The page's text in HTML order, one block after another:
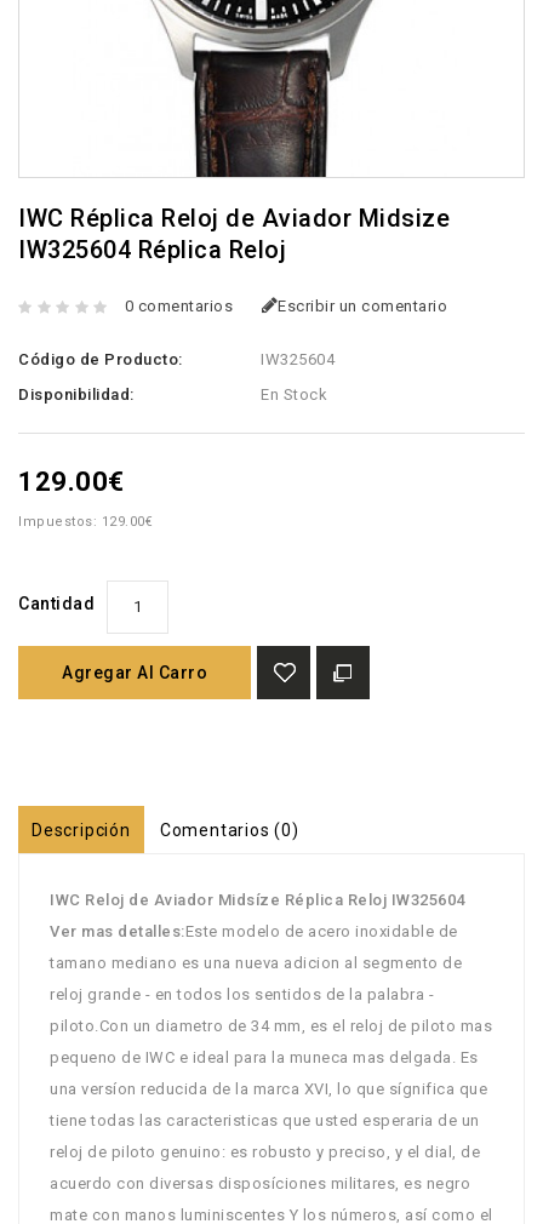
IWC Réplica Reloj de Aviador Midsize
IW325604 Réplica Reloj
0 comentarios Escribir un comentario
Código de Producto:
IW325604
Disponibilidad:
En Stock
129.00€
Impuestos: 129.00€
Cantidad
Agregar Al Carro
Descripción Comentarios (0)
IWC Reloj de Aviador Midsíze Réplica Reloj IW325604
Ver mas detalles:Este modelo de acero inoxidable de
tamano mediano es una nueva adicion al segmento de
reloj grande - en todos los sentidos de la palabra -
piloto.Con un diametro de 34 mm, es el reloj de piloto mas
pequeno de IWC e ideal para la muneca mas delgada. Es
una versíon reducida de la marca XVI, lo que sígnifica que
tiene todas las caracteristicas que usted esperaria de un
reloj de piloto genuino: es robusto y preciso, y el dial, de
acuerdo con diversas disposíciones militares, es negro
mate con manos luminiscentes Y los números, así como el